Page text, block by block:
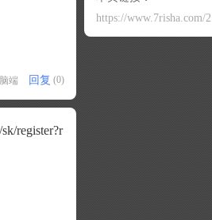
端 回复 (0)
register?r
https://www.7risha.com/